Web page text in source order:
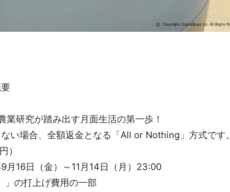
研究が踏み出す月面生活の第一歩！
場合、全額返金となる「All or Nothing」方式です。
）
月16日（金）～11月14日（月）23:00
」の打上げ費用の一部